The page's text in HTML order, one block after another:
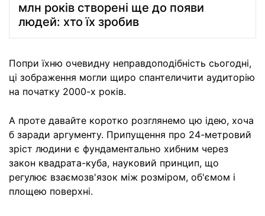
млн років створені ще до появи
людей: хто їх зробив
Попри їхню очевидну неправдоподібність сьогодні,
ці зображення могли щиро спантеличити аудиторію
на початку 2000-х років.
А проте давайте коротко розглянемо цю ідею, хоча
б заради аргументу. Припущення про 24-метровий
зріст людини є фундаментально хибним через
закон квадрата-куба, науковий принцип, що
регулює взаємозв'язок між розміром, об'ємом і
площею поверхні.